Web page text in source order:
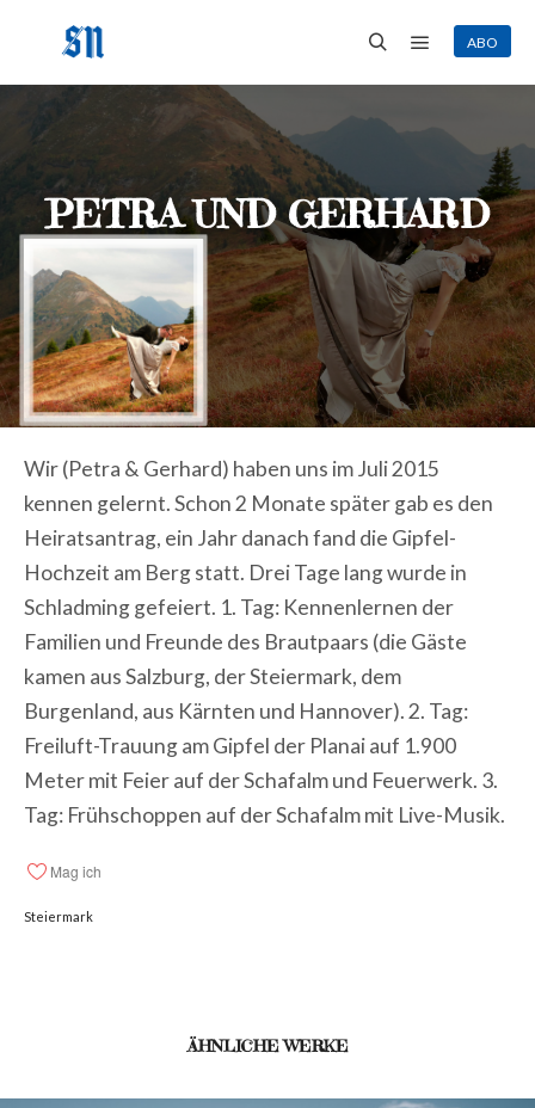
ABO
PETRA UND GERHARD
Wir (Petra & Gerhard) haben uns im Juli 2015
kennen gelernt. Schon 2 Monate später gab es den
Heiratsantrag, ein Jahr danach fand die Gipfel-
Hochzeit am Berg statt. Drei Tage lang wurde in
Schladming gefeiert. 1. Tag: Kennenlernen der
Familien und Freunde des Brautpaars (die Gäste
kamen aus Salzburg, der Steiermark, dem
Burgenland, aus Kärnten und Hannover). 2. Tag:
Freiluft-Trauung am Gipfel der Planai auf 1.900
Meter mit Feier auf der Schafalm und Feuerwerk. 3.
Tag: Frühschoppen auf der Schafalm mit Live-Musik.
Mag ich
Steiermark
ÄHNLICHE WERKE